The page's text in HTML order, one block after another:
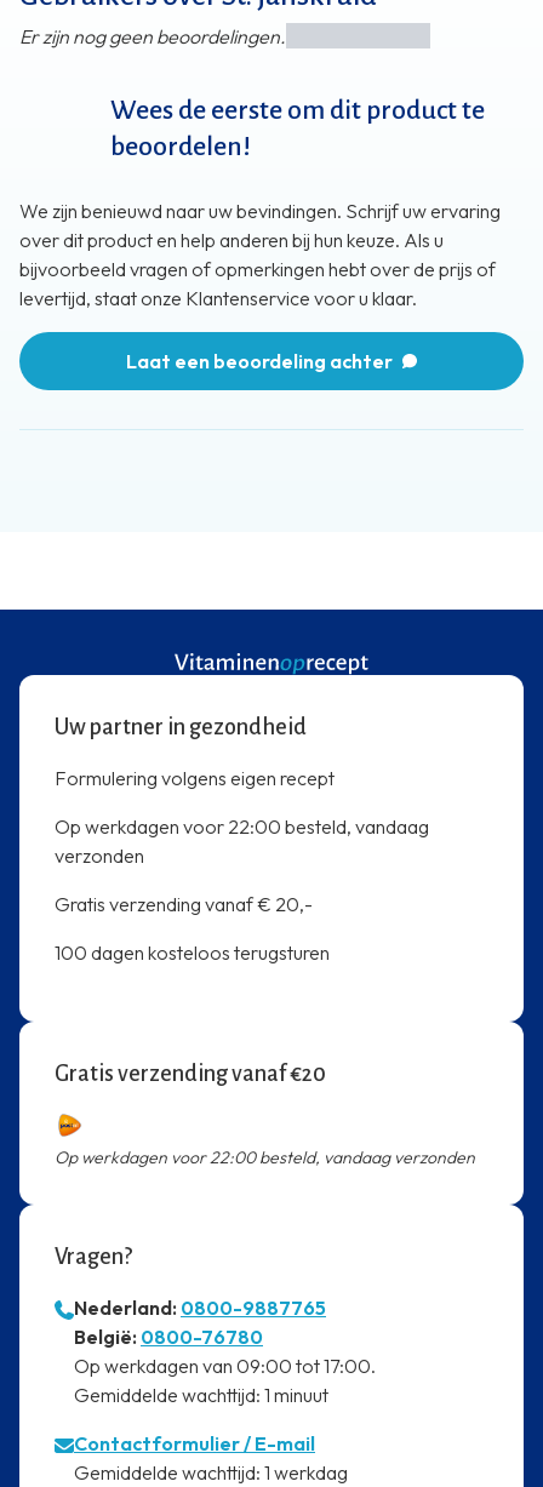
Er zijn nog geen beoordelingen.
Wees de eerste om dit product te
beoordelen!
We zijn benieuwd naar uw bevindingen. Schrijf uw ervaring
over dit product en help anderen bij hun keuze. Als u
bijvoorbeeld vragen of opmerkingen hebt over de prijs of
levertijd, staat onze Klantenservice voor u klaar.
Laat een beoordeling achter
Uw partner in gezondheid
Formulering volgens eigen recept
Op werkdagen voor 22:00 besteld, vandaag
verzonden
Gratis verzending vanaf € 20,-
100 dagen kosteloos terugsturen
Gratis verzending vanaf €20
Op werkdagen voor 22:00 besteld, vandaag verzonden
Vragen?
Nederland: 0800-9887765
⁠België: 0800-76780
⁠Op werkdagen van 09:00 tot 17:00.
⁠Gemiddelde wachttijd: 1 minuut
Contactformulier/ E-mail
⁠Gemiddelde wachttijd: 1 werkdag